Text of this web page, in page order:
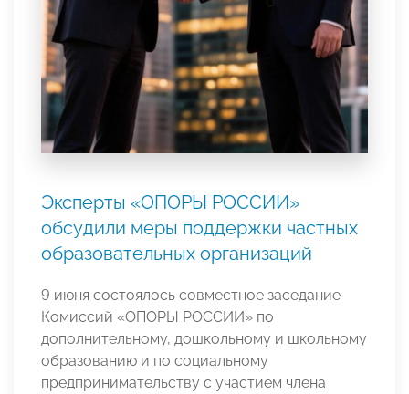
Эксперты «ОПОРЫ РОССИИ»
обсудили меры поддержки частных
образовательных организаций
9 июня состоялось совместное заседание
Комиссий «ОПОРЫ РОССИИ» по
дополнительному, дошкольному и школьному
образованию и по социальному
предпринимательству с участием члена